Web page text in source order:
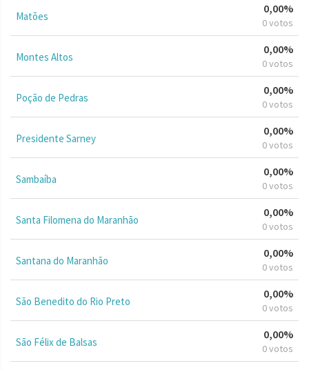
Matões
0,00%
0 votos
Montes Altos
0,00%
0 votos
Poção de Pedras
0,00%
0 votos
Presidente Sarney
0,00%
0 votos
Sambaíba
0,00%
0 votos
Santa Filomena do Maranhão
0,00%
0 votos
Santana do Maranhão
0,00%
0 votos
São Benedito do Rio Preto
0,00%
0 votos
São Félix de Balsas
0,00%
0 votos